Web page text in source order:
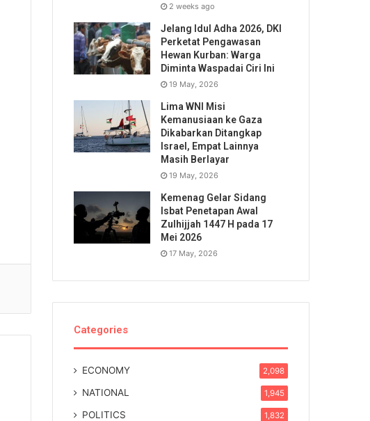
2 weeks ago
Jelang Idul Adha 2026, DKI
Perketat Pengawasan
Hewan Kurban: Warga
Diminta Waspadai Ciri Ini
19 May, 2026
Lima WNI Misi
Kemanusiaan ke Gaza
Dikabarkan Ditangkap
Israel, Empat Lainnya
Masih Berlayar
19 May, 2026
Kemenag Gelar Sidang
Isbat Penetapan Awal
Zulhijjah 1447 H pada 17
Mei 2026
17 May, 2026
Categories
ECONOMY 2,098
NATIONAL 1,945
POLITICS 1,832